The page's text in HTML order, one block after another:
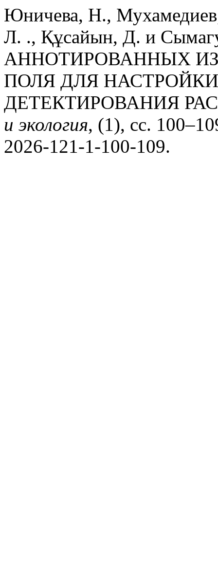
Юничева, Н.,
Л. ., Құсайын, Д. и
АННОТИРОВАННЫХ
ПОЛЯ ДЛЯ
ДЕТЕКТИРОВАНИЯ
и экология, (1), сс.
2026-121-1-100-109.